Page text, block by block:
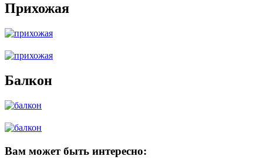
Прихожая
Балкон
Вам может быть интересно: